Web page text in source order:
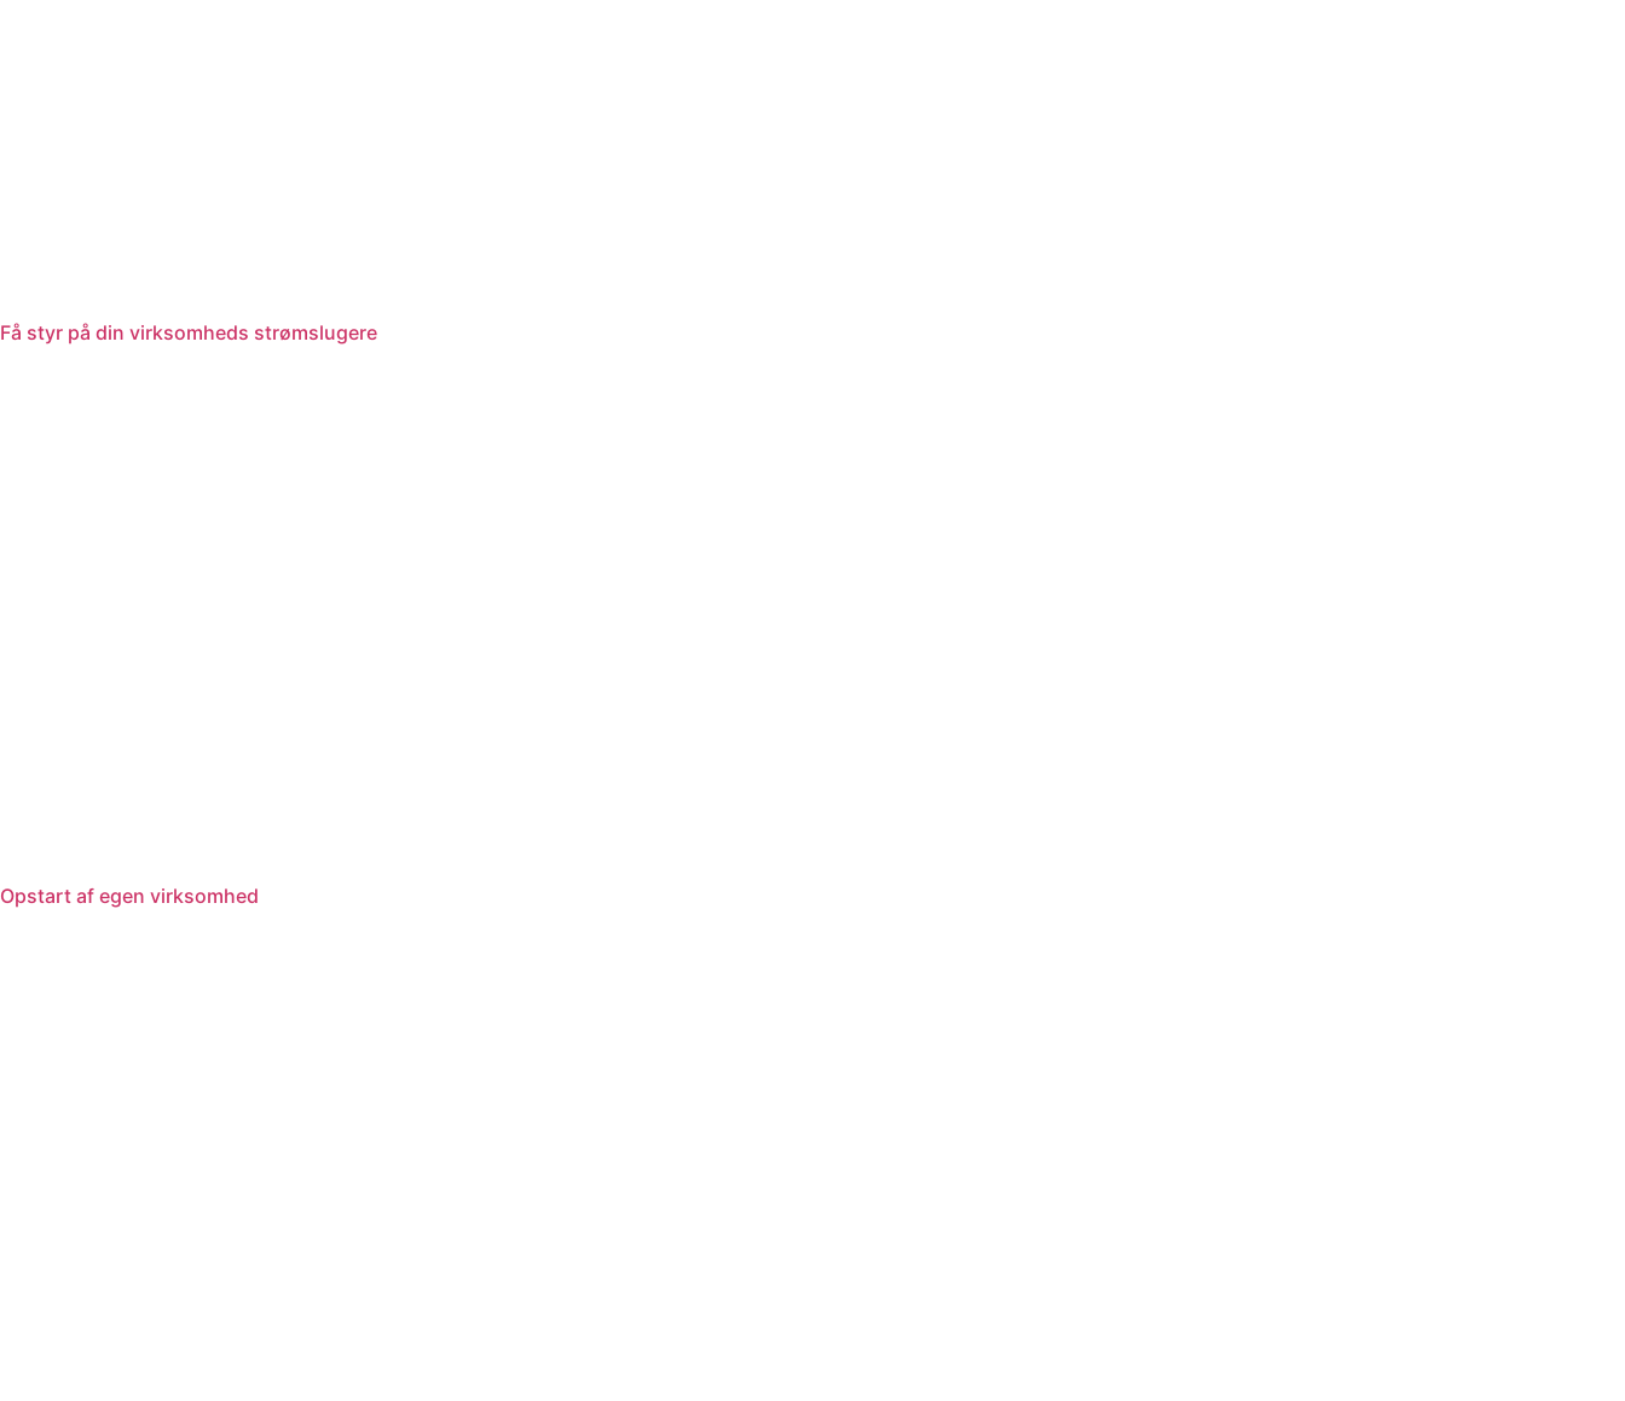
Få styr på din virksomheds strømslugere
Opstart af egen virksomhed